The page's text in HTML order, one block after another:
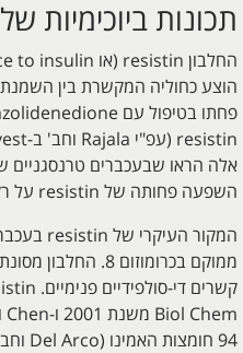
תכונות ביוכימיות של resistin
השפעה פחותה של resistin על רקמת שריר או רקמת שומן (עפ"י Pravence וחב' ב-J Biol Chem משנת 2003).
94 חומצות האמינו (Del Arco וחב' ב-FEBS lett משנת 2003).